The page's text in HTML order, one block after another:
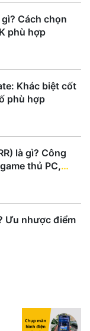
Cách chọn
phù hợp
Khác biệt cốt
phù hợp
là gì? Công
thủ PC,
Ưu nhược điểm